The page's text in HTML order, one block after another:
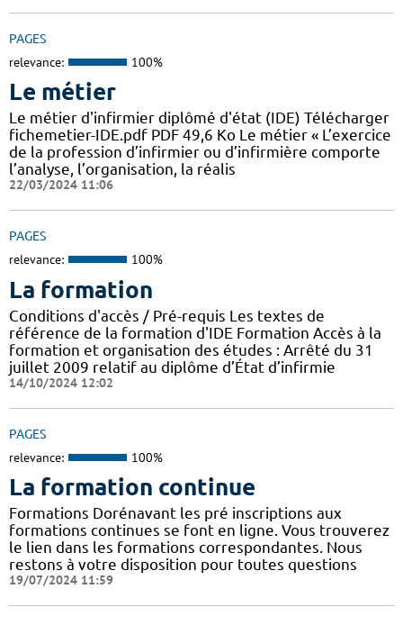
PAGES
relevance: 100%
Le métier
Le métier d'infirmier diplômé d'état (IDE) Télécharger
fichemetier-IDE.pdf PDF 49,6 Ko Le métier « L’exercice
de la profession d’infirmier ou d’infirmière comporte
l’analyse, l’organisation, la réalis
22/03/2024 11:06
PAGES
relevance: 100%
La formation
Conditions d'accès / Pré-requis Les textes de
référence de la formation d'IDE Formation Accès à la
formation et organisation des études : Arrêté du 31
juillet 2009 relatif au diplôme d’État d’infirmie
14/10/2024 12:02
PAGES
relevance: 100%
La formation continue
Formations Dorénavant les pré inscriptions aux
formations continues se font en ligne. Vous trouverez
le lien dans les formations correspondantes. Nous
restons à votre disposition pour toutes questions
19/07/2024 11:59